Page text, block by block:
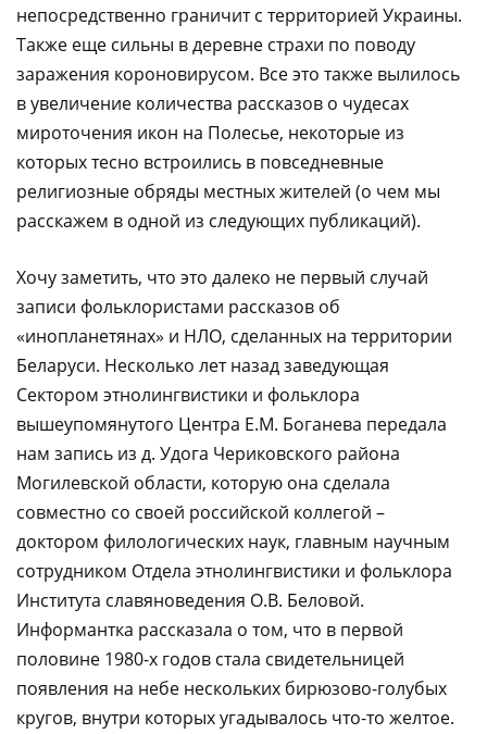
непосредственно граничит с территорией Украины.
Также еще сильны в деревне страхи по поводу
заражения короновирусом. Все это также вылилось
в увеличение количества рассказов о чудесах
мироточения икон на Полесье, некоторые из
которых тесно встроились в повседневные
религиозные обряды местных жителей (о чем мы
расскажем в одной из следующих публикаций).
Хочу заметить, что это далеко не первый случай
записи фольклористами рассказов об
«инопланетянах» и НЛО, сделанных на территории
Беларуси. Несколько лет назад заведующая
Сектором этнолингвистики и фольклора
вышеупомянутого Центра Е.М. Боганева передала
нам запись из д. Удога Чериковского района
Могилевской области, которую она сделала
совместно со своей российской коллегой –
доктором филологических наук, главным научным
сотрудником Отдела этнолингвистики и фольклора
Института славяноведения О.В. Беловой.
Информантка рассказала о том, что в первой
половине 1980-х годов стала свидетельницей
появления на небе нескольких бирюзово-голубых
кругов, внутри которых угадывалось что-то желтое.